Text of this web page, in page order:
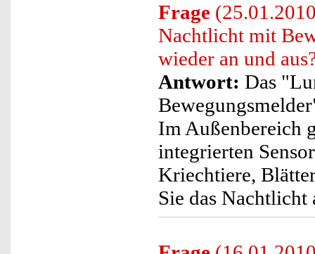
Frage
Nachtlicht mit
wieder an und
Antwort: Das
Im Außenbereich
integrierten
Kriechtiere,
Sie das